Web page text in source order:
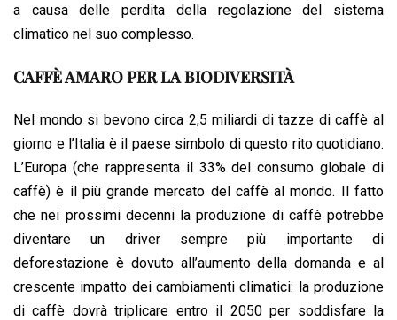
a causa delle perdita della regolazione del sistema
climatico nel suo complesso.
CAFFÈ AMARO PER LA BIODIVERSITÀ
Nel mondo si bevono circa 2,5 miliardi di tazze di caffè al
giorno e l’Italia è il paese simbolo di questo rito quotidiano.
L’Europa (che rappresenta il 33% del consumo globale di
caffè) è il più grande mercato del caffè al mondo. Il fatto
che nei prossimi decenni la produzione di caffè potrebbe
diventare un driver sempre più importante di
deforestazione è dovuto all’aumento della domanda e al
crescente impatto dei cambiamenti climatici: la produzione
di caffè dovrà triplicare entro il 2050 per soddisfare la